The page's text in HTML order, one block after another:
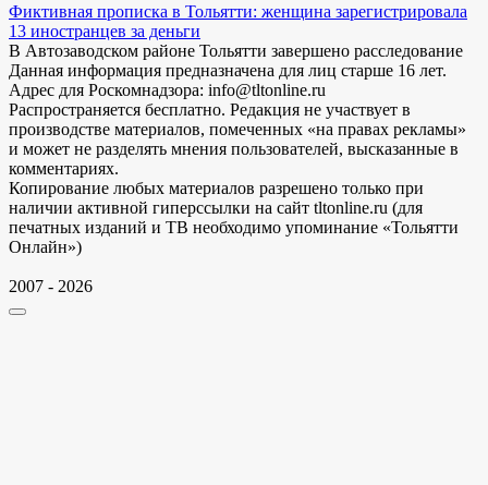
Фиктивная прописка в Тольятти: женщина зарегистрировала
13 иностранцев за деньги
В Автозаводском районе Тольятти завершено расследование
Данная информация предназначена для лиц старше 16 лет.
Адрес для Роскомнадзора: info@tltonline.ru
Распространяется бесплатно. Редакция не участвует в
производстве материалов, помеченных «на правах рекламы»
и может не разделять мнения пользователей, высказанные в
комментариях.
Копирование любых материалов разрешено только при
наличии активной гиперссылки на сайт tltonline.ru (для
печатных изданий и ТВ необходимо упоминание «Тольятти
Онлайн»)
2007 - 2026